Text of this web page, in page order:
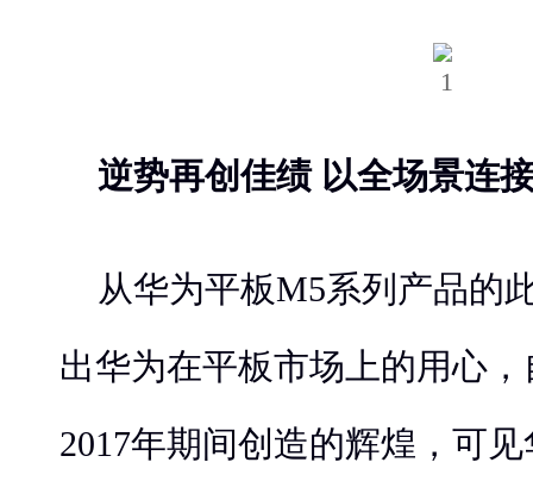
逆势再创佳绩 以全场景连
从华为平板M5系列产品的
出华为在平板市场上的用心
2017年期间创造的辉煌，可